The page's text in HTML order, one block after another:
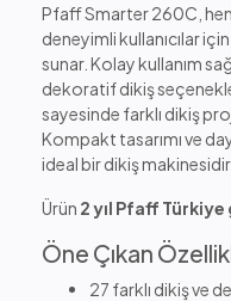
Pfaff Smarter 260C,
deneyimli kullanıcılar
sunar. Kolay kullanım
dekoratif dikiş
sayesinde farklı dikiş
Kompakt tasarımı ve
ideal bir dikiş makinesidir.
Ürün 2 yıl Pfaff
Öne Çıkan
27 farklı dikiş ve